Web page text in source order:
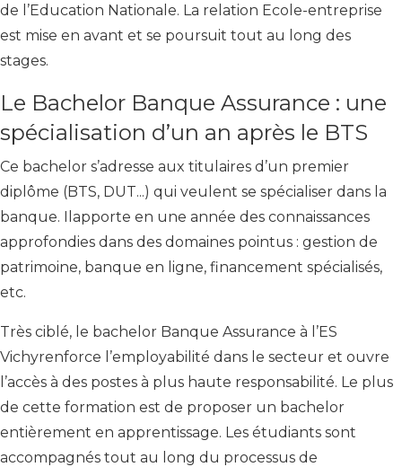
de l’Education Nationale. La relation Ecole-entreprise
est mise en avant et se poursuit tout au long des
stages.
Le Bachelor Banque Assurance : une
spécialisation d’un an après le BTS
Ce bachelor s’adresse aux titulaires d’un premier
diplôme (BTS, DUT...) qui veulent se spécialiser dans la
banque. Ilapporte en une année des connaissances
approfondies dans des domaines pointus : gestion de
patrimoine, banque en ligne, financement spécialisés,
etc.
Très ciblé, le bachelor Banque Assurance à l’ES
Vichyrenforce l’employabilité dans le secteur et ouvre
l’accès à des postes à plus haute responsabilité. Le plus
de cette formation est de proposer un bachelor
entièrement en apprentissage. Les étudiants sont
accompagnés tout au long du processus de